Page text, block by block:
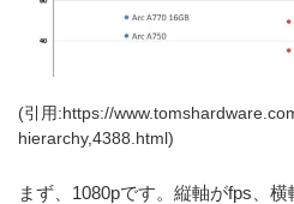
(引用:https://
hierarchy,4388.html)
まず、1080pです。縦軸がfps、横